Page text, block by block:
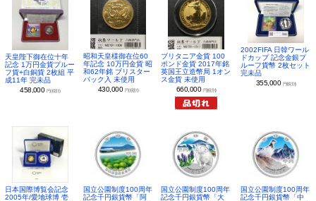
天皇陛下御在位十年
記念 1万円金貨プルー
フ貨+白銅貨 2枚組 平
成11年 完未品
458,000 円(税別)
昭和天皇様御在位60
年記念 10万円金貨 昭
和62年銘 ブリスター
パック入 未使用
430,000 円(税別)
ブリタニア金貨 100
ポンド金貨 2017年銘
英国王立造幣局 1オン
ス金貨 未使用
660,000 円(税別)
2002FIFA 日韓ワール
ドカップ 記念金銀プ
ルーフ貨幣 2枚セット
完未品
355,000 円(税別)
日本国際博覧会記念
2005年/愛地球博 壱
国立公園制度100周年
記念千円銀貨幣「阿
国立公園制度100周年
記念千円銀貨幣「大
国立公園制度100周年
記念千円銀貨幣「中